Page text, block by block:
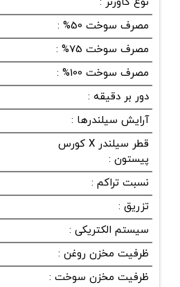
مصرف سوخت 50%
:
مصرف سوخت 75%
:
مصرف سوخت 100%
:
دور بر دقیقه :
آرایش سیلندرها :
قطر سیلندر X کورس
پیستون :
نسبت تراکم :
تزریق :
سیستم الکتریکی :
ظرفیت مخزن روغن :
ظرفیت مخزن سوخت :